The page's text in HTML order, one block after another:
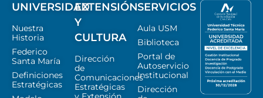
UNIVERSIDAD
Nuestra
Historia
Federico
Santa María
Definiciones
Estratégicas
EXTENSIÓN
Y
CULTURA
Dirección
de
Comunicaciones
Estratégicas
SERVICIOS
Aula USM
Biblioteca
Portal de
Autoservicio
Institucional
Dirección